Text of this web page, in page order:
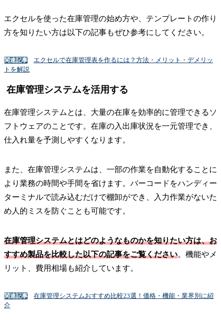
エクセルを使った在庫管理の始め方や、テンプレートの作り
方を知りたい方は以下の記事もぜひ参考にしてください。
関連記事
エクセルで在庫管理表を作るには？方法・メリット・デメリッ
トを解説
在庫管理システムを活用する
在庫管理システムとは、大量の在庫を効率的に管理できるソ
フトウェアのことです。在庫の入出庫状況を一元管理でき、
仕入れ量を予測しやすくなります。
また、在庫管理システムは、一部の作業を自動化することに
より業務の時間や手間を省けます。バーコードをハンディー
ターミナルで読み込むだけで棚卸ができ、入力作業がないた
め人的ミスを防ぐことも可能です。
在庫管理システムとはどのようなものかを知りたい方は、お
すすめ製品を比較した以下の記事をご覧ください。機能やメ
リット、費用相場も紹介しています。
関連記事
在庫管理システムおすすめ比較23選！価格・機能・業界別に紹
介